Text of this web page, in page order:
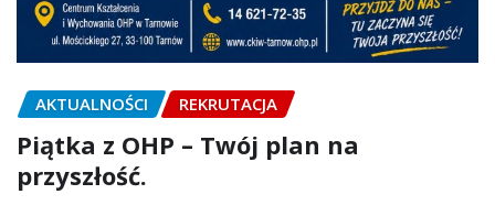
AKTUALNOŚCI REKRUTACJA
Piątka z OHP – Twój plan na
przyszłość.